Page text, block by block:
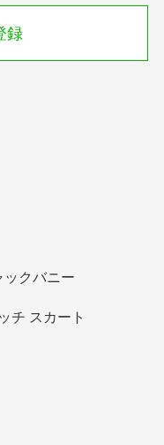
録
クバニー
チ スカート